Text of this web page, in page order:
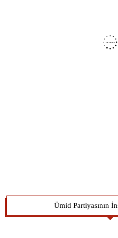
Ümid Partiyasının